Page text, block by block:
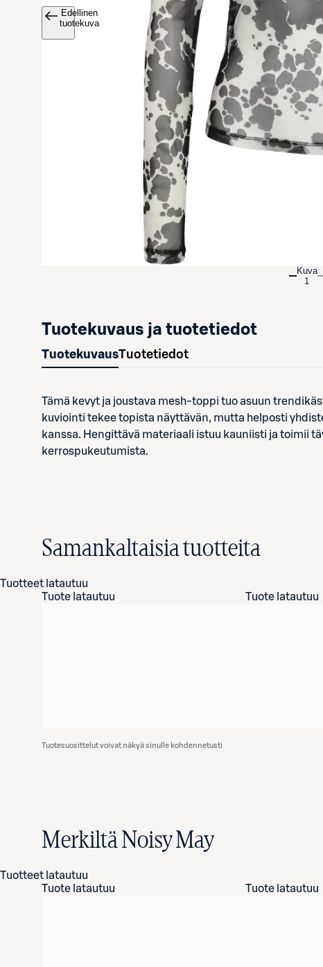
Avaa tuotekuva
Edellinen
tuotekuva
Kuva
1
Tuotekuvaus ja tuotetiedot
TuotekuvausTuotetiedot
Tämä kevyt ja joustava mesh-toppi tuo asuun
kuviointi tekee topista näyttävän, mutta helposti
kanssa. Hengittävä materiaali istuu kauniisti ja toimii
kerrospukeutumista.
Samankaltaisia tuotteita
Tuotteet latautuu
Tuote latautuu
Tuote latautuu
Tuotesuosittelut voivat näkyä sinulle kohdennetusti
Merkiltä Noisy May
Tuotteet latautuu
Tuote latautuu
Tuote latautuu